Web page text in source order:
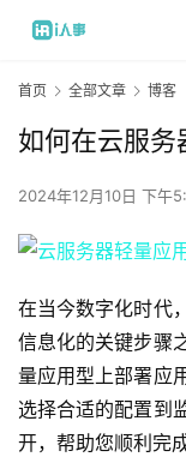
首页 全部文章 博客
如何在云服务
2024年12月10日 下午
在当今数字化时代
信息化的关键步骤
量应用型上部署应
选择合适的配置到
开，帮助您顺利完